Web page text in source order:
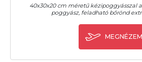
40x30x20 cm méretű kézipoggyásszal
poggyász, feladható bőrönd
MEGNÉZEM